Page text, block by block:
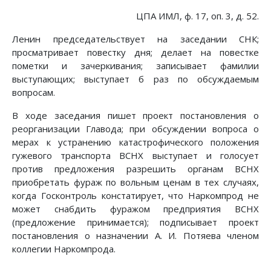
ЦПА ИМЛ, ф. 17, оп. 3, д. 52.
Ленин председательствует на заседании СНК;
просматривает повестку дня; делает на повестке
пометки и зачеркивания; записывает фамилии
выступающих; выступает б раз по обсуждаемым
вопросам.
В ходе заседания пишет проект постановления о
реорганизации Главода; при обсуждении вопроса о
мерах к устранению катастрофического положения
гужевого транспорта ВСНХ выступает и голосует
против предложения разрешить органам ВСНХ
приобретать фураж по вольным ценам в тех случаях,
когда Госконтроль констатирует, что Наркомпрод не
может снабдить фуражом предприятия ВСНХ
(предложение принимается); подписывает проект
постановления о назначении А. И. Потяева членом
коллегии Наркомпрода.